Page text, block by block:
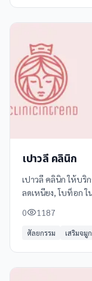
เปาวลี คลินิก
เปาวลี คลินิก ให้บริ
ลดเหนียง, โบท็อก
0 1187
ศัลยกรรม เสริมจมูก